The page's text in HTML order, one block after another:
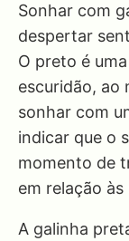
Sonhar com
despertar
O preto é
escuridão, ao
sonhar com
indicar que o
momento de
em relação
A galinha